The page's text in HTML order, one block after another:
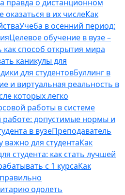
правда о дистанционном
в их числеКак
Учеба в осенний период:
Целевое обучение в вузе –
способ открытия мира
каникулы для
для студентовБуллинг в
и виртуальная реальность в
которых легко
работы в системе
работе: допустимые нормы и
в вузеПреподаватель
для студентаКак
студента: как стать лучшей
с 1 курсаКак
одолеть